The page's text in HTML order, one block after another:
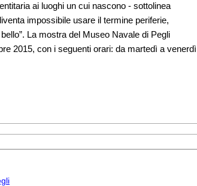
ai luoghi un cui nascono - sottolinea
impossibile usare il termine periferie,
La mostra del Museo Navale di Pegli
2015, con i seguenti orari: da martedì a venerdì